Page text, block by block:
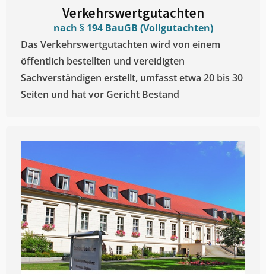
Verkehrswertgutachten
nach § 194 BauGB (Vollgutachten)
Das Verkehrswertgutachten wird von einem
öffentlich bestellten und vereidigten
Sachverständigen erstellt, umfasst etwa 20 bis 30
Seiten und hat vor Gericht Bestand